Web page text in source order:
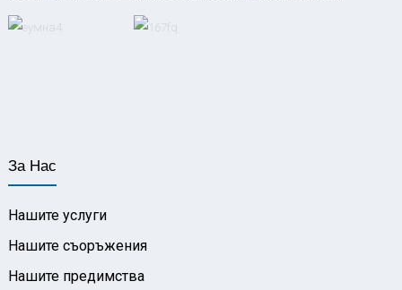
За Нас
Нашите услуги
Нашите съоръжения
Нашите предимства